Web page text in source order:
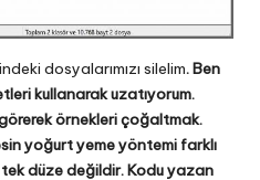
dosyalarımızı silelim. Ben
kullanarak uzatıyorum.
örnekleri çoğaltmak.
yoğurt yeme yöntemi farklı
düze değildir. Kodu yazan